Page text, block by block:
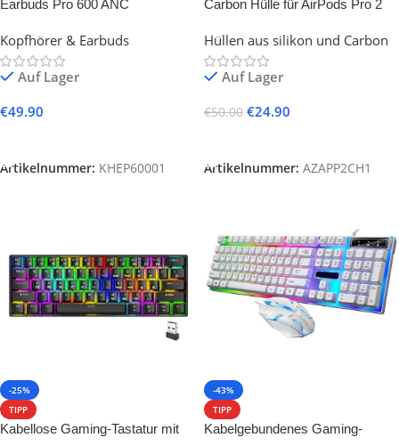
Earbuds Pro 600 ANC
Kopfhörer & Earbuds
Auf Lager
€49.90
Artikelnummer: KHEP60001
Carbon Hülle für AirPods Pro 2
Hüllen aus silikon und Carbon
Auf Lager
€50.00 €24.90
Artikelnummer: AZAPP2CH1
-25%
TIPP
Kabellose Gaming-Tastatur mit
-43%
TIPP
Kabelgebundenes Gaming-